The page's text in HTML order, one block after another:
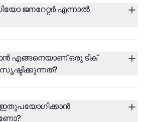
ജനറേറ്റർ എന്നാൽ
എങ്ങനെയാണ് ഒരു ടിക്